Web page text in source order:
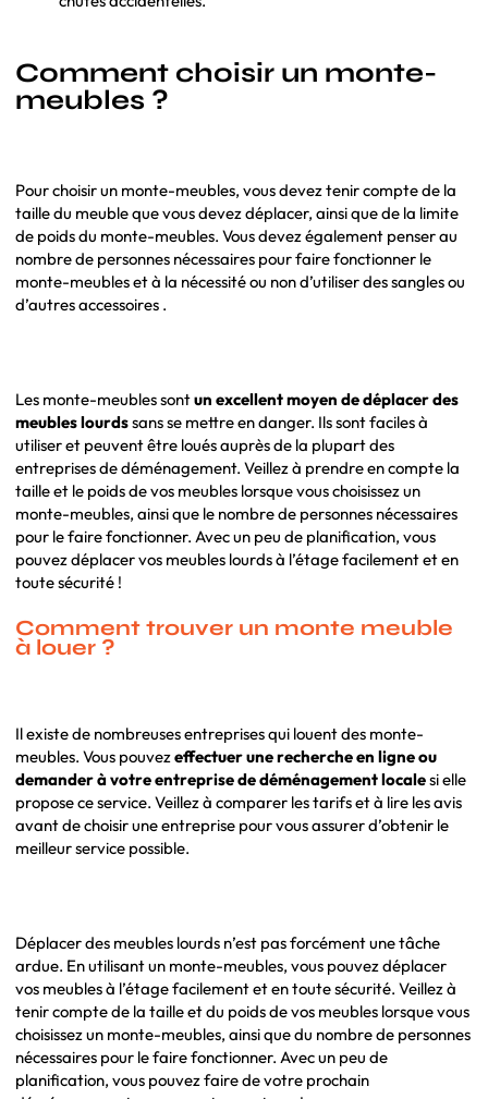
Comment choisir un monte-
meubles ?
Pour choisir un monte-meubles, vous devez tenir compte de la
taille du meuble que vous devez déplacer, ainsi que de la limite
de poids du monte-meubles. Vous devez également penser au
nombre de personnes nécessaires pour faire fonctionner le
monte-meubles et à la nécessité ou non d’utiliser des sangles ou
d’autres accessoires .
Les monte-meubles sontun excellent moyen de déplacer des
meubles lourdssans se mettre en danger. Ils sont faciles à
utiliser et peuvent être loués auprès de la plupart des
entreprises de déménagement. Veillez à prendre en compte la
taille et le poids de vos meubles lorsque vous choisissez un
monte-meubles, ainsi que le nombre de personnes nécessaires
pour le faire fonctionner. Avec un peu de planification, vous
pouvez déplacer vos meubles lourds à l’étage facilement et en
toute sécurité !
Comment trouver un monte meuble
à louer ?
Il existe de nombreuses entreprises qui louent des monte-
meubles. Vous pouvezeffectuer une recherche en ligne ou
demander à votre entreprise de déménagement localesi elle
propose ce service. Veillez à comparer les tarifs et à lire les avis
avant de choisir une entreprise pour vous assurer d’obtenir le
meilleur service possible.
Déplacer des meubles lourds n’est pas forcément une tâche
ardue. En utilisant un monte-meubles, vous pouvez déplacer
vos meubles à l’étage facilement et en toute sécurité. Veillez à
tenir compte de la taille et du poids de vos meubles lorsque vous
choisissez un monte-meubles, ainsi que du nombre de personnes
nécessaires pour le faire fonctionner. Avec un peu de
planification, vous pouvez faire de votre prochain